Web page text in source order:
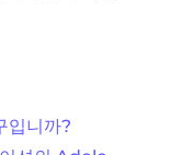
입니까?